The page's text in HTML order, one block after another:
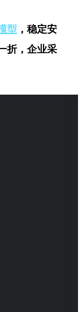
型 ，稳定安
折，企业采